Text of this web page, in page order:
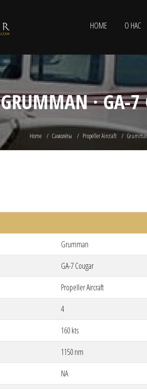
HOME О НАС
GRUMMAN · GA-7
Home Самолёты Propeller Aircraft
Grumman
GA-7 Cougar
Propeller Aircraft
4
160 kts
1150 nm
NA